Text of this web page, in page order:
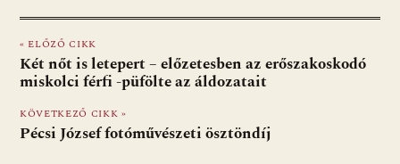
e
b
o
o
k
er at
s
A
p
p
d
di
t
ai
l
t za
m
e
« ELŐZŐ CIKK
Két nőt is letepert – előzetesben az erőszakoskodó
miskolci férfi -püfölte az áldozatait
KÖVETKEZŐ CIKK »
Pécsi József fotóművészeti ösztöndíj